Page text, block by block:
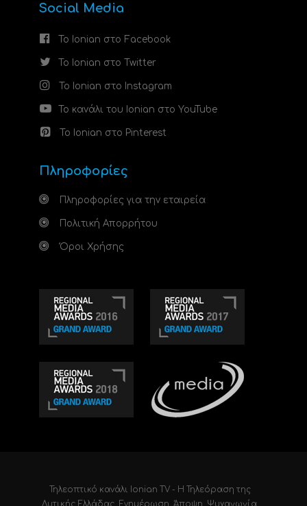
Social Media
Το Ionian στο Facebook
Το Ionian στο Twitter
Το Ionian στο Instagram
Το κανάλι του Ionian στο YouTube
Το Ionian στο Pinterest
Πληροφορίες
Πληροφορίες για την εταιρεία
Πολιτική Απορρήτου
Όροι Χρήσης
Τηλεοπτικό κανάλι Ionian TV - Η Τηλεόραση της
Δυτικής Ελλάδας. Ενημέρωση, Άποψη, Ψυχαγωγία.